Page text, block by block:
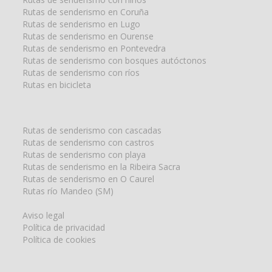
Rutas de senderismo en Coruña
Rutas de senderismo en Lugo
Rutas de senderismo en Ourense
Rutas de senderismo en Pontevedra
Rutas de senderismo con bosques autóctonos
Rutas de senderismo con ríos
Rutas en bicicleta
Rutas de senderismo con cascadas
Rutas de senderismo con castros
Rutas de senderismo con playa
Rutas de senderismo en la Ribeira Sacra
Rutas de senderismo en O Caurel
Rutas río Mandeo (SM)
Aviso legal
Política de privacidad
Política de cookies